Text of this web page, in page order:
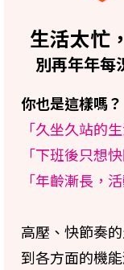
生活太忙
別再年年每
你也是這樣嗎？
「久坐久站的
「下班後只想
「年齡漸長，
高壓、快節奏
到各方面的機